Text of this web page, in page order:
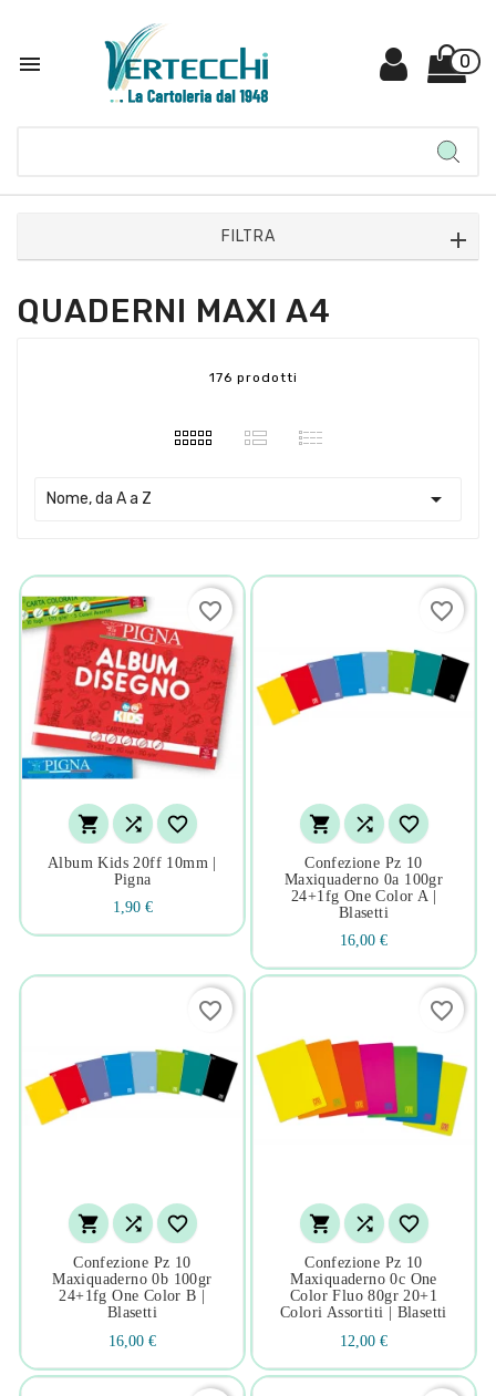
 0
FILTRA
QUADERNI MAXI A4
176 prodotti
Nome, da A a Z 
  
Album Kids 20ff 10mm |
Pigna
1,90 €
favorite_border
  
Confezione Pz 10
Maxiquaderno 0a 100gr
24+1fg One Color A |
Blasetti
16,00 €
favorite_border
  
Confezione Pz 10
Maxiquaderno 0b 100gr
24+1fg One Color B |
Blasetti
16,00 €
favorite_border
  
Confezione Pz 10
Maxiquaderno 0c One
Color Fluo 80gr 20+1
Colori Assortiti | Blasetti
12,00 €
favorite_border